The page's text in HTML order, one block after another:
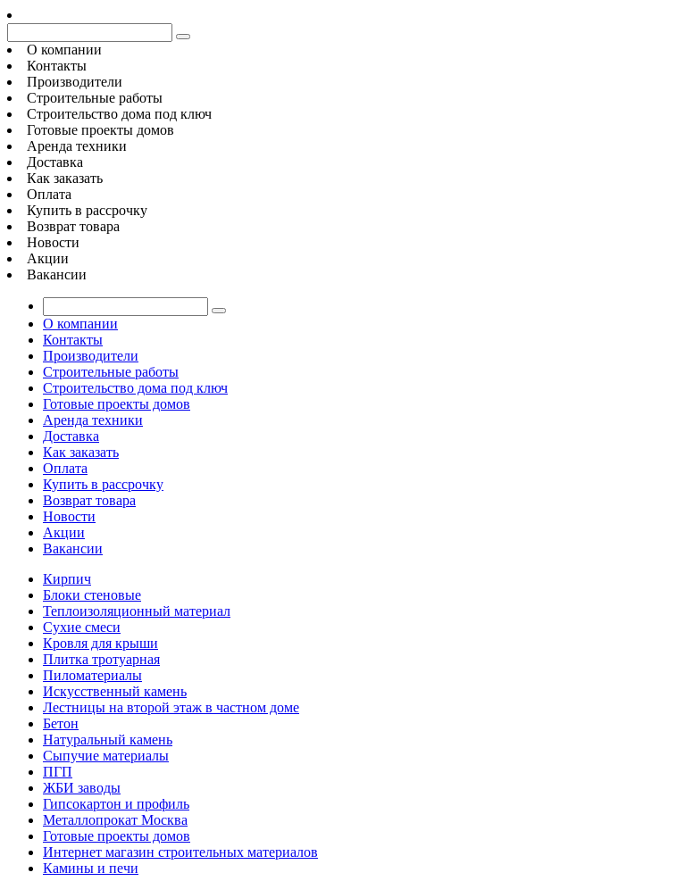
О компании
Контакты
Производители
Строительные работы
Строительство дома под ключ
Готовые проекты домов
Аренда техники
Доставка
Как заказать
Оплата
Купить в рассрочку
Возврат товара
Новости
Акции
Вакансии
О компании
Контакты
Производители
Строительные работы
Строительство дома под ключ
Готовые проекты домов
Аренда техники
Доставка
Как заказать
Оплата
Купить в рассрочку
Возврат товара
Новости
Акции
Вакансии
Кирпич
Блоки стеновые
Теплоизоляционный материал
Сухие смеси
Кровля для крыши
Плитка тротуарная
Пиломатериалы
Искусственный камень
Лестницы на второй этаж в частном доме
Бетон
Натуральный камень
Сыпучие материалы
ПГП
ЖБИ заводы
Гипсокартон и профиль
Металлопрокат Москва
Готовые проекты домов
Интернет магазин строительных материалов
Камины и печи